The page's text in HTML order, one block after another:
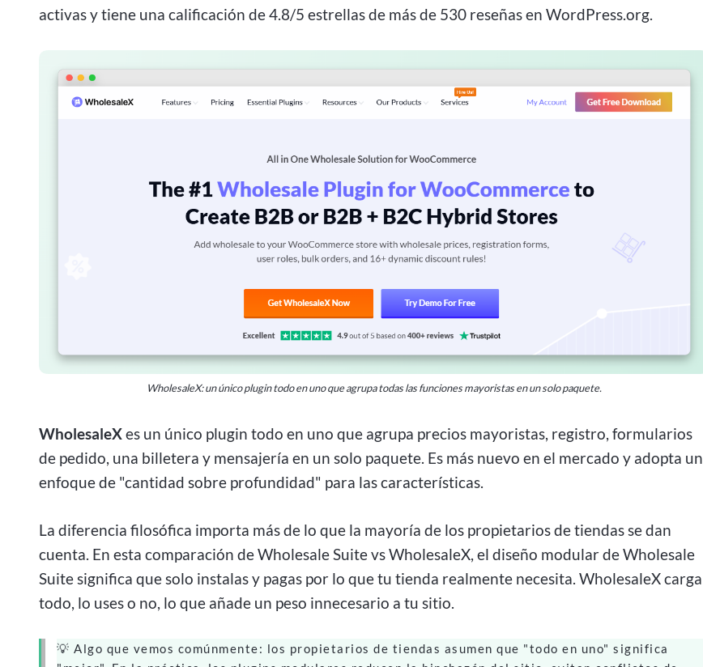
activas y tiene una calificación de 4.8/5 estrellas de más de 530 reseñas en WordPress.org.
WholesaleX: un único plugin todo en uno que agrupa todas las funciones mayoristas en un solo paquete.
WholesaleXes un único plugin todo en uno que agrupa precios mayoristas, registro, formularios
de pedido, una billetera y mensajería en un solo paquete. Es más nuevo en el mercado y adopta un
enfoque de "cantidad sobre profundidad" para las características.
La diferencia filosófica importa más de lo que la mayoría de los propietarios de tiendas se dan
cuenta. En esta comparación de Wholesale Suite vs WholesaleX, el diseño modular de Wholesale
Suite significa que solo instalas y pagas por lo que tu tienda realmente necesita. WholesaleX carga
todo, lo uses o no, lo que añade un peso innecesario a tu sitio.
💡 Algo que vemos comúnmente: los propietarios de tiendas asumen que "todo en uno" significa